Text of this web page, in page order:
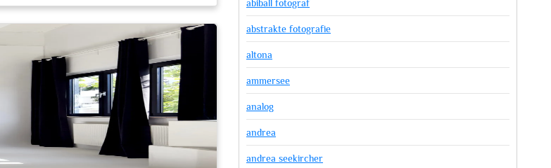
abiball fotograf
abstrakte fotografie
altona
ammersee
analog
andrea
andrea seekircher